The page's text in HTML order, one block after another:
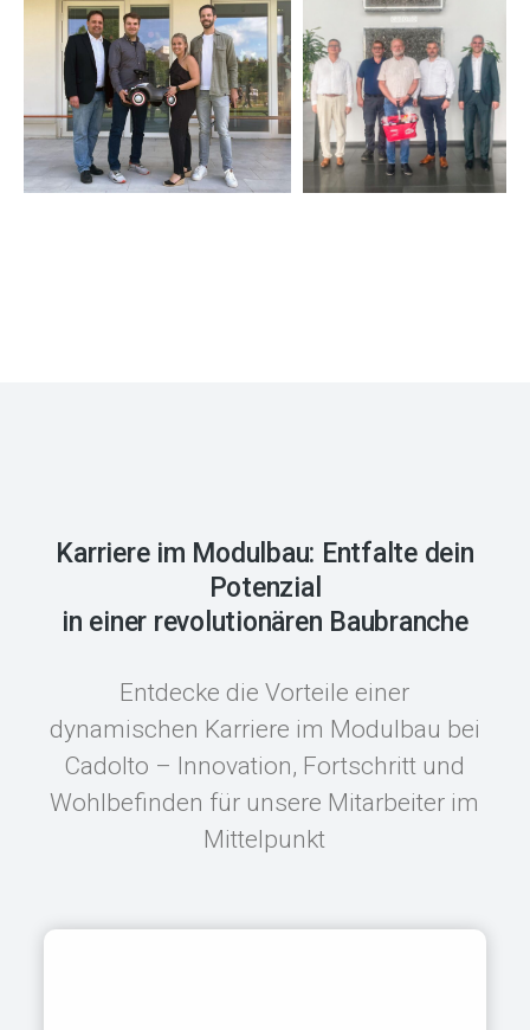
Karriere im Modulbau: Entfalte dein
Potenzial
in einer revolutionären Baubranche
Entdecke die Vorteile einer
dynamischen Karriere im Modulbau bei
Cadolto – Innovation, Fortschritt und
Wohlbefinden für unsere Mitarbeiter im
Mittelpunkt